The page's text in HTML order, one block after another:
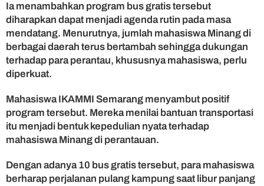
Ia menambahkan program bus gratis tersebut
diharapkan dapat menjadi agenda rutin pada masa
mendatang. Menurutnya, jumlah mahasiswa Minang di
berbagai daerah terus bertambah sehingga dukungan
terhadap para perantau, khususnya mahasiswa, perlu
diperkuat.
Mahasiswa IKAMMI Semarang menyambut positif
program tersebut. Mereka menilai bantuan transportasi
itu menjadi bentuk kepedulian nyata terhadap
mahasiswa Minang di perantauan.
Dengan adanya 10 bus gratis tersebut, para mahasiswa
berharap perjalanan pulang kampung saat libur panjang